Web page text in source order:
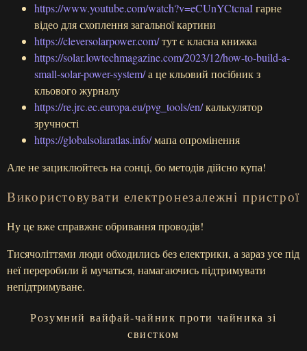
https://www.youtube.com/watch?v=eCUnYCtcnaIгарне
відео для схоплення загальної картини
https://cleversolarpower.com/тут є класна книжка
https://solar.lowtechmagazine.com/2023/12/how-to-build-a-
small-solar-power-system/а це кльовий посібник з
кльового журналу
https://re.jrc.ec.europa.eu/pvg_tools/en/калькулятор
зручності
https://globalsolaratlas.info/мапа опромінення
Але не зациклюйтесь на сонці, бо методів дійсно купа!
Використовувати електронезалежні пристрої
Ну це вже справжнє обривання проводів!
Тисячоліттями люди обходились без електрики, а зараз усе під
неї переробили й мучаться, намагаючись підтримувати
непідтримуване.
Розумний вайфай-чайник проти чайника зі
свистком